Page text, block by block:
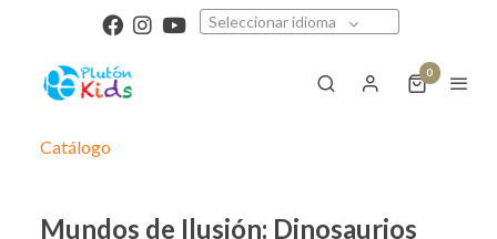
Seleccionar idioma
0
Catálogo
Mundos de Ilusión: Dinosaurios